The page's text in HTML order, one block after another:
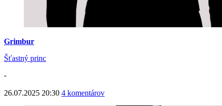
Grimbur
Šťastný princ
-
26.07.2025 20:30 4 komentárov